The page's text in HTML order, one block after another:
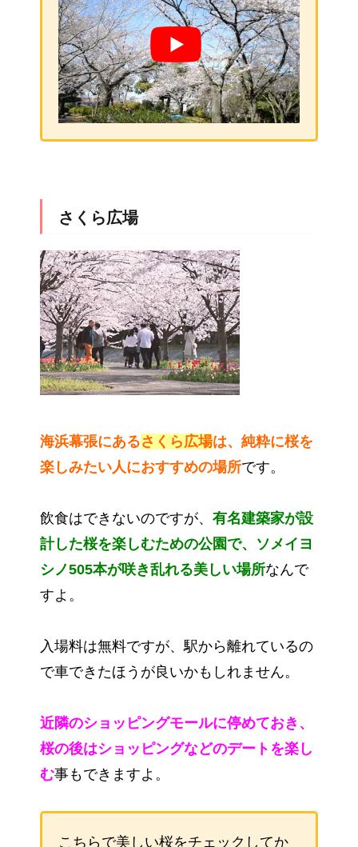
さくら広場
海浜幕張にあるさくら広場は、純粋に桜を
楽しみたい人におすすめの場所です。
飲食はできないのですが、 有名建築家が設
計した桜を楽しむための公園で、ソメイヨ
シノ505本が咲き乱れる美しい場所なんで
すよ。
入場料は無料ですが、駅から離れているの
で車できたほうが良いかもしれません。
近隣のショッピングモールに停めておき、
桜の後はショッピングなどのデートを楽し
む事もできますよ。
こちらで美しい桜をチェックしてか